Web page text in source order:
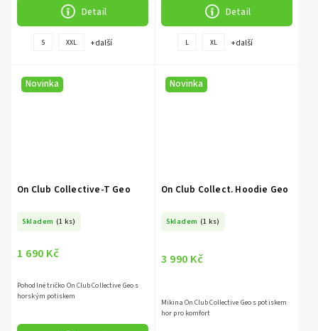
Detail
S XXL + další
Detail
L XL + další
Novinka
On Club Collective-T Geo
Skladem (1 ks)
1 690 Kč
Pohodlné tričko On Club Collective Geo s
horským potiskem
Novinka
On Club Collect. Hoodie Geo
Skladem (1 ks)
3 990 Kč
Mikina On Club Collective Geo s potiskem
hor pro komfort